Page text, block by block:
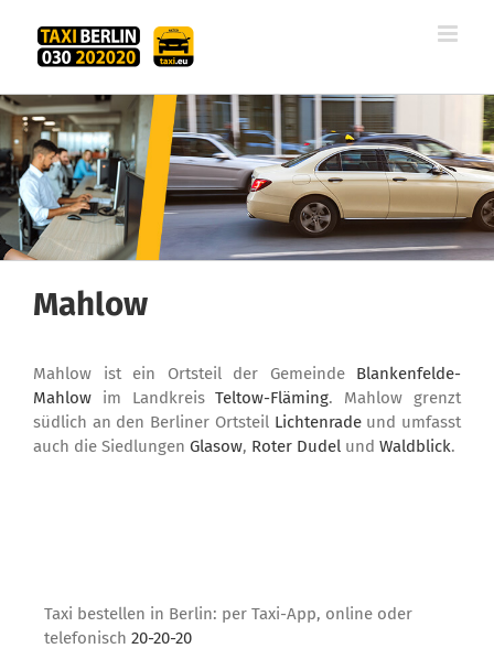
Inhalt
springen
Mahlow
Mahlow ist ein Ortsteil der Gemeinde Blankenfelde-
Mahlow im LandkreisTeltow-Fläming. Mahlow grenzt
südlich an den Berliner Ortsteil Lichtenradeund umfasst
auch die Siedlungen Glasow, Roter Dudel und Waldblick.
Taxi bestellen in Berlin: per Taxi-App, online oder
telefonisch 20-20-20